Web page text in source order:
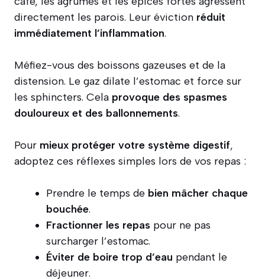
directement les parois. Leur éviction réduit
immédiatement l’inflammation.
Méfiez-vous des boissons gazeuses et de la
distension. Le gaz dilate l’estomac et force sur
les sphincters. Cela provoque des spasmes
douloureux et des ballonnements.
Pour mieux protéger votre système digestif,
adoptez ces réflexes simples lors de vos repas :
Prendre le temps de bien mâcher chaque
bouchée.
Fractionner les repas pour ne pas
surcharger l’estomac.
Éviter de boire trop d’eau pendant le
déjeuner.